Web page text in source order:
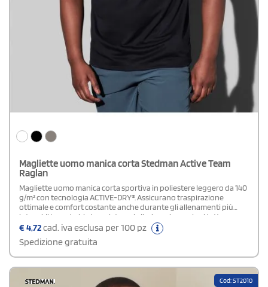
Magliette uomo manica corta Stedman Active Team
Raglan
Magliette uomo manica corta sportiva in poliestere leggero da 140
g/m² con tecnologia ACTIVE-DRY®. Assicurano traspirazione
ottimale e comfort costante anche durante gli allenamenti più
intensi. Il tessuto bird-eyelet mesh, liscio e piacevole al tatto, segue
i movimenti del corpo grazie alla sua naturale elasticità. Le maniche
raglan favoriscono ampia libertà di azione, mentre le cuciture
piatte a contrasto donano un look moderno senza rinunciare alla
praticità. Il nastro decorativo sul collo e le cuciture laterali
equilibrata e adatta a diversi contesti. Disponibile modello Donna
€4,72cad. iva esclusa per 100 pz
Spedizione gratuita
Cod: ST2010